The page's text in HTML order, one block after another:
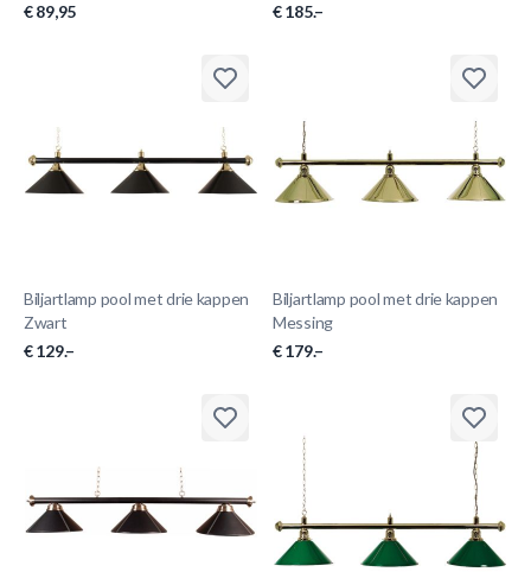
€ 89,95
€ 185.–
Biljartlamp pool met drie kappen
Zwart
€ 129.–
Biljartlamp pool met drie kappen
Messing
€ 179.–